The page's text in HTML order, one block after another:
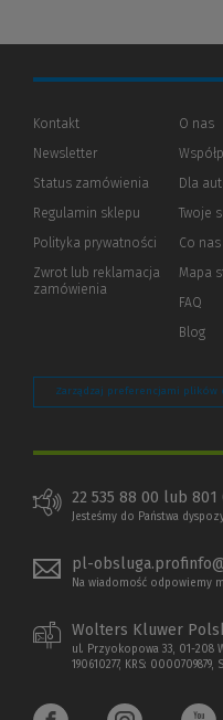
Kontakt
Newsletter
Status zamówienia
Regulamin sklepu
Polityka prywatności (Nowe
(Link
innej
Zwrot lub reklamacja
zamówienia
O nas
Dla
Twoje
Co
Mapa
FAQ
Blog
Zarządzaj preferencjami plików
22 535 88 00 lub 801
Jesteśmy do Państwa
pl-
Na wiadomość odpowiemy
Wolters Kluwer
ul. Przyokopowa 33, 01-208
190610277, KRS: